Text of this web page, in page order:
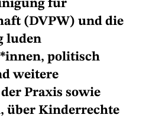
für
(DVPW) und die
luden
politisch
weitere
Praxis sowie
über Kinderrechte